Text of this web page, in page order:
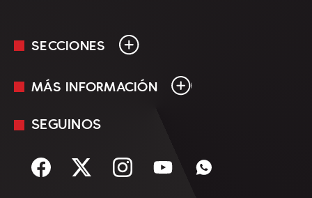
SECCIONES
En Vivo
Sociedad
MÁS INFORMACIÓN
Mediakit
Términos y condiciones
SEGUINOS